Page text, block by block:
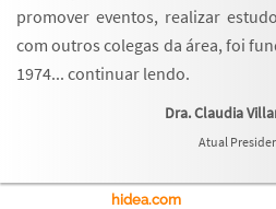
promover eventos, realizar
com outros colegas da área, foi
1974... continuar lendo.
Dra. Claudia
Atual
hidea.com